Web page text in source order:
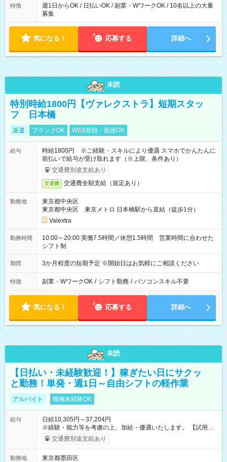
特徴
週1日からOK / 日払いOK / 副業・WワークOK / 10名以上の大量
募集
気になる！ 応募する 詳細へ
未読
特別時給1800円【ヴァレクストラ】短期スタッ
フ 日本橋
派遣 ブランクOK WEB登録・面接OK
給与
時給1800円 ※ご経験・スキルにより優遇 スマホでかんたんに
前払いで給与が受け取れます（※上限、条件あり）
交通費別途支給あり
交通費 交通費全額支給（規定あり）
勤務地
東京都中央区
東京都中央区 東京メトロ 日本橋駅から直結（徒歩1分）
Valextra
勤務時間
10:00～20:00 実働7.5時間／休憩1.5時間 営業時間に合わせた
シフト制
期間 3か月程度の短期予定 ※開始日はお気軽にご相談ください
特徴 副業・WワークOK / シフト勤務 / パソコンスキル不要
気になる！ 応募する 詳細へ
未読
【日払い・未経験歓迎！】稼ぎたい日にサクッ
と勤務！単発・週1日～自由シフトの軽作業
アルバイト 職種未経験OK
給与
日給10,305円～37,204円
※経験・能力等を考慮の上、加給・優遇いたします。 【試用期
間】試用期間なし
交通費別途支給あり
勤務地
東京都墨田区